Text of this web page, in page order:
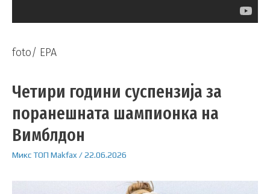
foto/ EPA
Четири години суспензија за
поранешната шампионка на
Вимблдон
МиксТОП Makfax /22.06.2026